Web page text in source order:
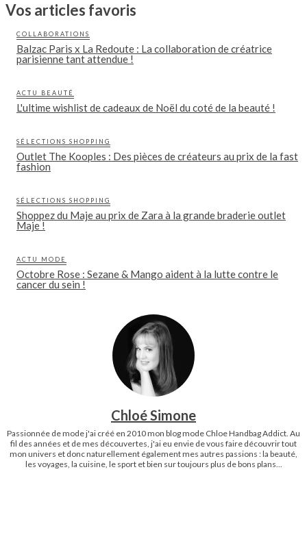
Vos articles favoris
COLLABORATIONS
Balzac Paris x La Redoute : La collaboration de créatrice
parisienne tant attendue !
ACTU BEAUTÉ
L'ultime wishlist de cadeaux de Noël du coté de la beauté !
SÉLECTIONS SHOPPING
Outlet The Kooples : Des pièces de créateurs au prix de la fast
fashion
SÉLECTIONS SHOPPING
Shoppez du Maje au prix de Zara à la grande braderie outlet
Maje !
ACTU MODE
Octobre Rose : Sezane & Mango aident à la lutte contre le
cancer du sein !
Chloé Simone
Passionnée de mode j'ai créé en 2010 mon blog mode Chloe Handbag Addict. Au
fil des années et de mes découvertes, j'ai eu envie de vous faire découvrir tout
mon univers et donc naturellement également mes autres passions : la beauté,
les voyages, la cuisine, le sport et bien sur toujours plus de bons plans...